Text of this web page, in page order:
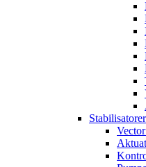
Stabilisatorer